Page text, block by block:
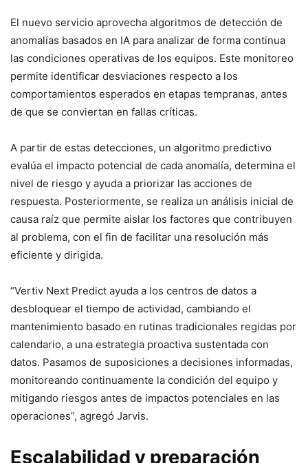
El nuevo servicio aprovecha algoritmos de detección de
anomalías basados en IA para analizar de forma continua
las condiciones operativas de los equipos. Este monitoreo
permite identificar desviaciones respecto a los
comportamientos esperados en etapas tempranas, antes
de que se conviertan en fallas críticas.
A partir de estas detecciones, un algoritmo predictivo
evalúa el impacto potencial de cada anomalía, determina el
nivel de riesgo y ayuda a priorizar las acciones de
respuesta. Posteriormente, se realiza un análisis inicial de
causa raíz que permite aislar los factores que contribuyen
al problema, con el fin de facilitar una resolución más
eficiente y dirigida.
“Vertiv Next Predict ayuda a los centros de datos a
desbloquear el tiempo de actividad, cambiando el
mantenimiento basado en rutinas tradicionales regidas por
calendario, a una estrategia proactiva sustentada con
datos. Pasamos de suposiciones a decisiones informadas,
monitoreando continuamente la condición del equipo y
mitigando riesgos antes de impactos potenciales en las
operaciones”, agregó Jarvis.
Escalabilidad y preparación